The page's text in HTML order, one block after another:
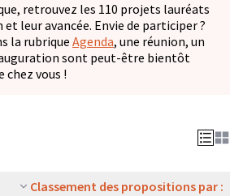
retrouvez les 110 projets lauréats
leur avancée. Envie de participer ?
la rubrique Agenda, une réunion, un
sont peut-être bientôt
chez vous !
Classement des propositions par :